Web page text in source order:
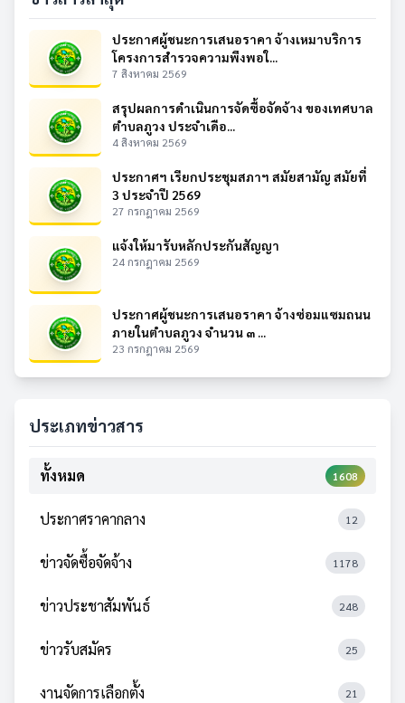
ประกาศผู้ชนะการเสนอราคา จ้างเหมาบริการ
โครงการสำรวจความพึงพอใ...
7 สิงหาคม 2569
สรุปผลการดำเนินการจัดซื้อจัดจ้าง ของเทศบาล
ตำบลภูวง ประจำเดือ...
4 สิงหาคม 2569
ประกาศฯ เรียกประชุมสภาฯ สมัยสามัญ สมัยที่
3 ประจำปี 2569
27 กรกฎาคม 2569
แจ้งให้มารับหลักประกันสัญญา
24 กรกฎาคม 2569
ประกาศผู้ชนะการเสนอราคา จ้างซ่อมแซมถนน
ภายในตำบลภูวง จำนวน ๓ ...
23 กรกฎาคม 2569
ประเภทข่าวสาร
ทั้งหมด 1608
ประกาศราคากลาง 12
ข่าวจัดซื้อจัดจ้าง 1178
ข่าวประชาสัมพันธ์ 248
ข่าวรับสมัคร 25
งานจัดการเลือกตั้ง 21